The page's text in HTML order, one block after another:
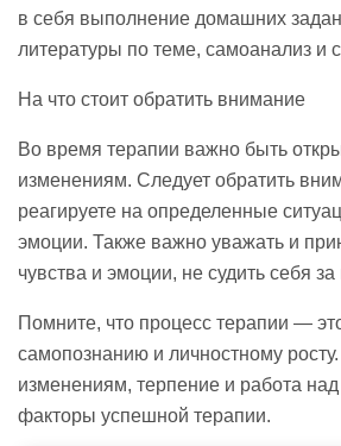
в себя выполнение домашних
литературы по теме, самоанализ и
На что стоит обратить внимание
Во время терапии важно быть
изменениям. Следует обратить
реагируете на определенные
эмоции. Также важно уважать и
чувства и эмоции, не судить себя за
Помните, что процесс терапии —
самопознанию и личностному
изменениям, терпение и работа
факторы успешной терапии.